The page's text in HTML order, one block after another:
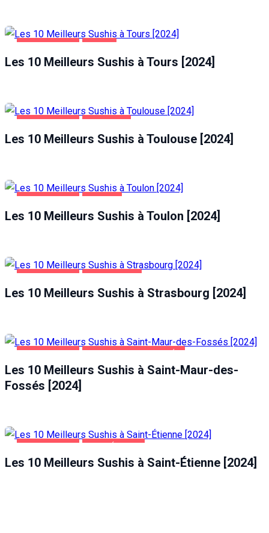
Les 10 Meilleurs Sushis à Tours [2024]
Les 10 Meilleurs Sushis à Toulouse [2024]
Les 10 Meilleurs Sushis à Toulon [2024]
Les 10 Meilleurs Sushis à Strasbourg [2024]
Les 10 Meilleurs Sushis à Saint-Maur-des-
Fossés [2024]
Les 10 Meilleurs Sushis à Saint-Étienne [2024]